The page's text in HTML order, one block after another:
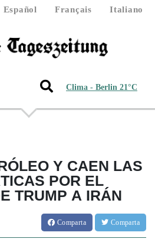
Español Français
Italiano
Clima - Berlin 21°C
Y CAEN LAS
POR EL
TRUMP A IRÁN
Comparta Comparta